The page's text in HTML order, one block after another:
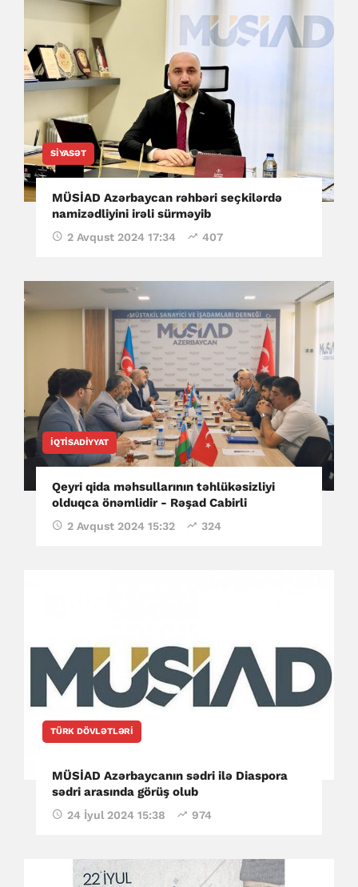
SIYASƏT
MÜSİAD Azərbaycan rəhbəri seçkilərdə
namizədliyini irəli sürməyib
2 Avqust 2024 17:34 407
İQTISADIYYAT
Qeyri qida məhsullarının təhlükəsizliyi
olduqca önəmlidir - Rəşad Cabirli
2 Avqust 2024 15:32 324
TÜRK DÖVLƏTLƏRI
MÜSİAD Azərbaycanın sədri ilə Diaspora
sədri arasında görüş olub
24 İyul 2024 15:38 974